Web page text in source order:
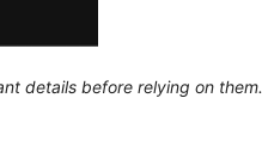
details before relying on them.